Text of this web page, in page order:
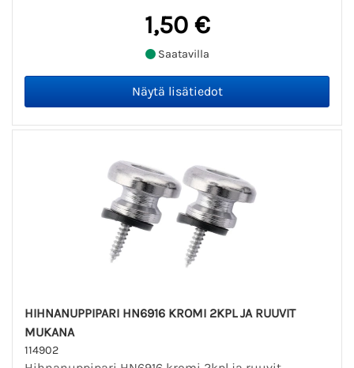
1,50 €
Saatavilla
HIHNANUPPIPARI HN6916 KROMI 2KPL JA RUUVIT
MUKANA
114902